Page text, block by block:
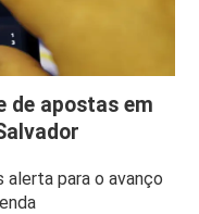
de apostas em
para o avanço